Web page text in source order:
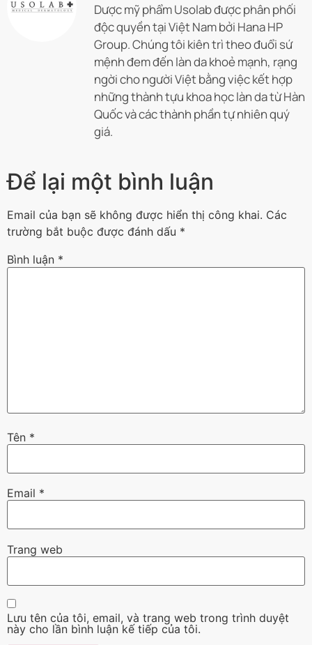
Dược mỹ phẩm Usolab được phân phối
độc quyền tại Việt Nam bởi Hana HP
Group. Chúng tôi kiên trì theo đuổi sứ
mệnh đem đến làn da khoẻ mạnh, rạng
ngời cho người Việt bằng việc kết hợp
những thành tựu khoa học làn da từ Hàn
Quốc và các thành phần tự nhiên quý
giá.
Để lại một bình luận
Email của bạn sẽ không được hiển thị công khai. Các
trường bắt buộc được đánh dấu *
Bình luận *
Tên *
Email *
Trang web
Lưu tên của tôi, email, và trang web trong trình duyệt
này cho lần bình luận kế tiếp của tôi.